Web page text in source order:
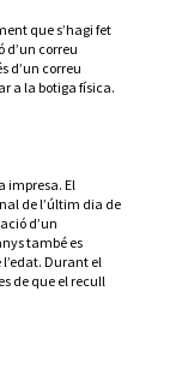
que s’hagi fet
d’un correu
d’un correu
a la botiga física.
impresa. El
de l’últim dia de
d’un
també es
Durant el
de que el recull